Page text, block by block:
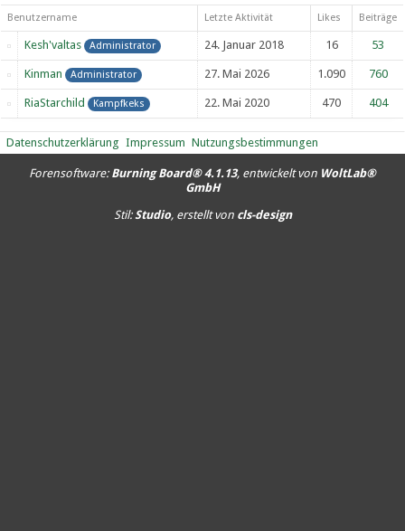
Benutzername Letzte Aktivität Likes Beiträge
Kesh'valtas Administrator 24. Januar 2018 16 53
Kinman Administrator 27. Mai 2026 1.090 760
RiaStarchild Kampfkeks 22. Mai 2020 470 404
Datenschutzerklärung Impressum Nutzungsbestimmungen
Forensoftware: Burning Board® 4.1.13, entwickelt von WoltLab®
GmbH
Stil:Studio, erstellt von cls-design